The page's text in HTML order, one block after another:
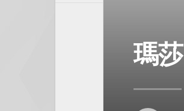
瑪莎